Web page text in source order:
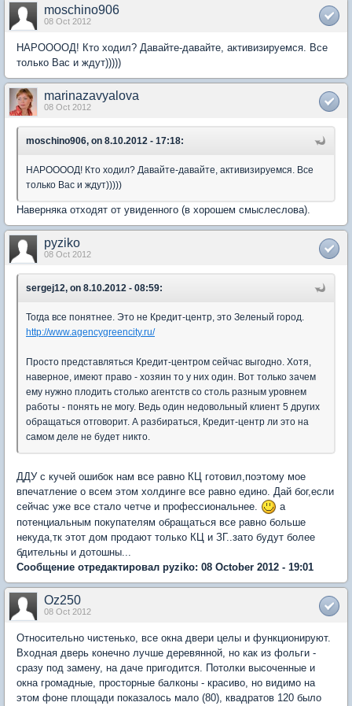
moschino906
08 Oct 2012
НАРООООД! Кто ходил? Давайте-давайте, активизируемся. Все
только Вас и ждут)))))
marinazavyalova
08 Oct 2012
moschino906, on 8.10.2012 - 17:18:
НАРООООД! Кто ходил? Давайте-давайте, активизируемся. Все
только Вас и ждут)))))
Наверняка отходят от увиденного (в хорошем смыслеслова).
pyziko
08 Oct 2012
sergej12, on 8.10.2012 - 08:59:
Тогда все понятнее. Это не Кредит-центр, это Зеленый город.
http://www.agencygreencity.ru/
Просто представляться Кредит-центром сейчас выгодно. Хотя,
наверное, имеют право - хозяин то у них один. Вот только зачем
ему нужно плодить столько агентств со столь разным уровнем
работы - понять не могу. Ведь один недовольный клиент 5 других
обращаться отговорит. А разбираться, Кредит-центр ли это на
самом деле не будет никто.
ДДУ с кучей ошибок нам все равно КЦ готовил,поэтому мое
впечатление о всем этом холдинге все равно едино. Дай бог,если
сейчас уже все стало четче и профессиональнее.
а
потенциальным покупателям обращаться все равно больше
некуда,тк этот дом продают только КЦ и ЗГ..зато будут более
бдительны и дотошны...
Сообщение отредактировал pyziko: 08 October 2012 - 19:01
Oz250
08 Oct 2012
Относительно чистенько, все окна двери целы и функционируют.
Входная дверь конечно лучше деревянной, но как из фольги -
сразу под замену, на даче пригодится. Потолки высоченные и
окна громадные, просторные балконы - красиво, но видимо на
этом фоне площади показалось мало (80), квадратов 120 было